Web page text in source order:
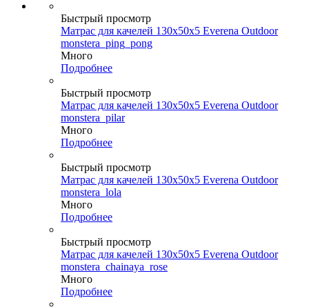
Быстрый просмотр
Матрас для качелей 130х50х5 Everena Outdoor
monstera_ping_pong
Много
Подробнее
Быстрый просмотр
Матрас для качелей 130х50х5 Everena Outdoor
monstera_pilar
Много
Подробнее
Быстрый просмотр
Матрас для качелей 130х50х5 Everena Outdoor
monstera_lola
Много
Подробнее
Быстрый просмотр
Матрас для качелей 130х50х5 Everena Outdoor
monstera_chainaya_rose
Много
Подробнее